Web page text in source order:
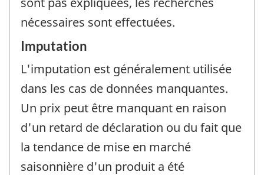
nécessaires sont effectuées.
Imputation
L'imputation est généralement utilisée
dans les cas de données manquantes.
Un prix peut être manquant en raison
d'un retard de déclaration ou du fait que
la tendance de mise en marché
saisonnière d'un produit a été